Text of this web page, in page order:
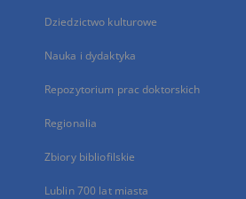
Dziedzictwo kulturowe
Nauka i dydaktyka
Repozytorium prac doktorskich
Regionalia
Zbiory bibliofilskie
Lublin 700 lat miasta